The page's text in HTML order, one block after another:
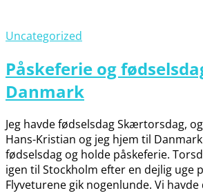
Uncategorized
Påskeferie og
Danmark
Jeg havde fødselsdag Skærtorsdag,
Hans-Kristian og jeg hjem til
fødselsdag og holde påskeferie.
igen til Stockholm efter en dejlig uge
Flyveturene gik nogenlunde. Vi